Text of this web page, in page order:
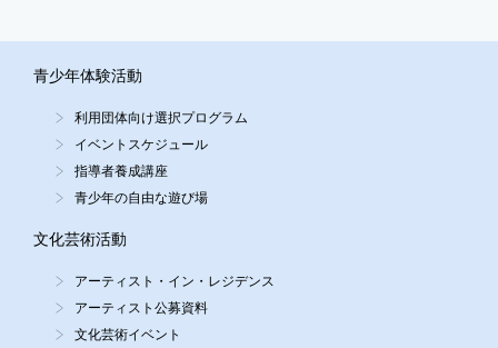
青少年体験活動
利用団体向け選択プログラム
イベントスケジュール
指導者養成講座
青少年の自由な遊び場
文化芸術活動
アーティスト・イン・レジデンス
アーティスト公募資料
文化芸術イベント